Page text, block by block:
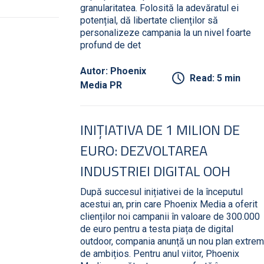
granularitatea. Folosită la adevăratul ei
potențial, dă libertate clienților să
personalizeze campania la un nivel foarte
profund de det
Autor: Phoenix
Media PR
Read: 5 min
INIȚIATIVA DE 1 MILION DE
EURO: DEZVOLTAREA
INDUSTRIEI DIGITAL OOH
După succesul inițiativei de la începutul
acestui an, prin care Phoenix Media a oferit
clienților noi campanii în valoare de 300.000
de euro pentru a testa piața de digital
outdoor, compania anunță un nou plan extrem
de ambițios. Pentru anul viitor, Phoenix